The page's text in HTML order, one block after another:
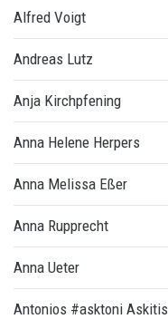
Alfred Voigt
Andreas Lutz
Anja Kirchpfening
Anna Helene Herpers
Anna Melissa Eßer
Anna Rupprecht
Anna Ueter
Antonios #asktoni Askitis